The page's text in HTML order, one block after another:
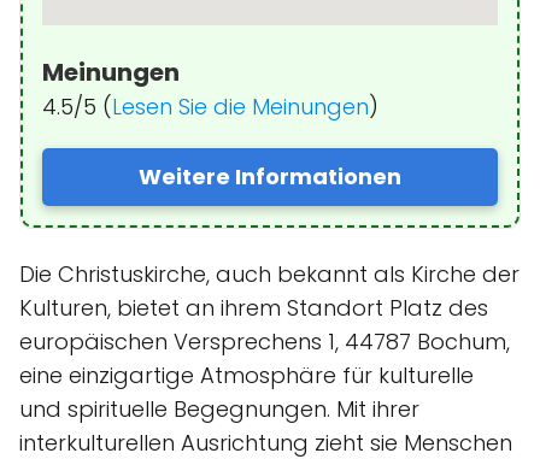
Meinungen
4.5/5 (Lesen Sie die Meinungen)
Weitere Informationen
Die Christuskirche, auch bekannt als Kirche der
Kulturen, bietet an ihrem Standort Platz des
europäischen Versprechens 1, 44787 Bochum,
eine einzigartige Atmosphäre für kulturelle
und spirituelle Begegnungen. Mit ihrer
interkulturellen Ausrichtung zieht sie Menschen